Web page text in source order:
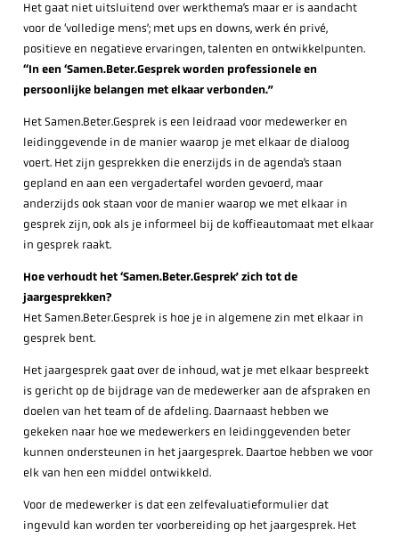
Het gaat niet uitsluitend over werkthema’s maar er is aandacht
voor de ‘volledige mens’; met ups en downs, werk én privé,
positieve en negatieve ervaringen, talenten en ontwikkelpunten.
“In een ‘Samen.Beter.Gesprek worden professionele en
persoonlijke belangen met elkaar verbonden.”
Het Samen.Beter.Gesprek is een leidraad voor medewerker en
leidinggevende in de manier waarop je met elkaar de dialoog
voert. Het zijn gesprekken die enerzijds in de agenda’s staan
gepland en aan een vergadertafel worden gevoerd, maar
anderzijds ook staan voor de manier waarop we met elkaar in
gesprek zijn, ook als je informeel bij de koffieautomaat met elkaar
in gesprek raakt.
Hoe verhoudt het ‘Samen.Beter.Gesprek’ zich tot de
jaargesprekken?
Het Samen.Beter.Gesprek is hoe je in algemene zin met elkaar in
gesprek bent.
Het jaargesprek gaat over de inhoud, wat je met elkaar bespreekt
is gericht op de bijdrage van de medewerker aan de afspraken en
doelen van het team of de afdeling. Daarnaast hebben we
gekeken naar hoe we medewerkers en leidinggevenden beter
kunnen ondersteunen in het jaargesprek. Daartoe hebben we voor
elk van hen een middel ontwikkeld.
Voor de medewerker is dat een zelfevaluatieformulier dat
ingevuld kan worden ter voorbereiding op het jaargesprek. Het